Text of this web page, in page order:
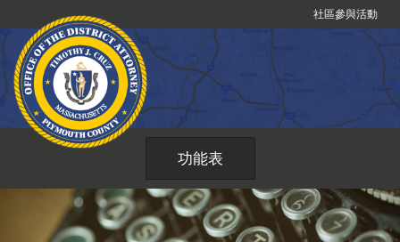
到
內
社區參與活動
功能表